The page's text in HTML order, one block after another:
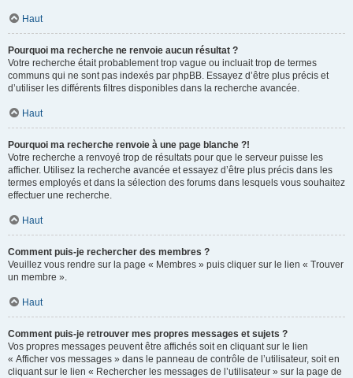
Haut
Pourquoi ma recherche ne renvoie aucun résultat ?
Votre recherche était probablement trop vague ou incluait trop de termes
communs qui ne sont pas indexés par phpBB. Essayez d’être plus précis et
d’utiliser les différents filtres disponibles dans la recherche avancée.
Haut
Pourquoi ma recherche renvoie à une page blanche ?!
Votre recherche a renvoyé trop de résultats pour que le serveur puisse les
afficher. Utilisez la recherche avancée et essayez d’être plus précis dans les
termes employés et dans la sélection des forums dans lesquels vous souhaitez
effectuer une recherche.
Haut
Comment puis-je rechercher des membres ?
Veuillez vous rendre sur la page « Membres » puis cliquer sur le lien « Trouver
un membre ».
Haut
Comment puis-je retrouver mes propres messages et sujets ?
Vos propres messages peuvent être affichés soit en cliquant sur le lien
« Afficher vos messages » dans le panneau de contrôle de l’utilisateur, soit en
cliquant sur le lien « Rechercher les messages de l’utilisateur » sur la page de